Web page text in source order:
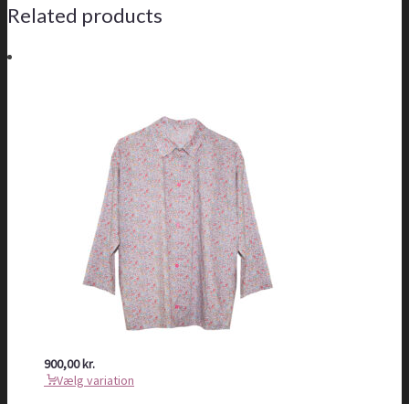
Related products
900,00kr.
Vælg variation